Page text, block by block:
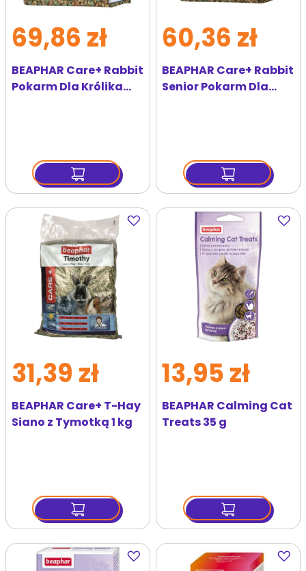
BEAPHAR Care+ Rabbit
Pokarm Dla Królika
69,86 zł
BEAPHAR Care+ Rabbit
Senior Pokarm Dla
60,36 zł
Dodaj
do
BEAPHAR Care+ T-Hay
Siano z Tymotką 1 kg
31,39 zł
Dodaj
do
BEAPHAR Calming Cat
Treats 35 g
13,95 zł
Dodaj
do
Dodaj
do